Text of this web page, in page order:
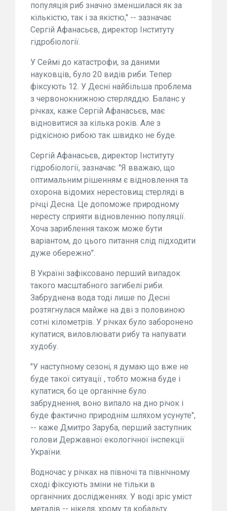
популяція риб значно зменшилася як за
кількістю, так і за якістю," -- зазначає
Сергій Афанасьєв, директор Інституту
гідробіології.
У Сеймі до катастрофи, за даними
науковців, було 20 видів риби. Тепер
фіксують 12. У Десні найбільша проблема
з червонокнижною стерляддю. Баланс у
річках, каже Сергій Афанасьєв, має
відновитися за кілька років. Але з
рідкісною рибою так швидко не буде.
Сергій Афанасьєв, директор Інституту
гідробіології, зазначає: "Я вважаю, що
оптимальним рішенням є відновлення та
охорона відомих нерестовищ стерляді в
річці Десна. Це допоможе природному
нересту сприяти відновленню популяції.
Хоча зариблення також може бути
варіантом, до цього питання слід підходити
дуже обережно".
В Україні зафіксовано перший випадок
такого масштабного загибелі риби.
Забруднена вода тоді лише по Десні
розтягнулася майже на дві з половиною
сотні кілометрів. У річках було заборонено
купатися, виловлювати рибу та напувати
худобу.
"У наступному сезоні, я думаю що вже не
буде такої ситуації , тобто можна буде і
купатися, бо це органічне було
забруднення, воно випало на дно річок і
буде фактично природнім шляхом усунуте",
-- каже Дмитро Заруба, перший заступник
голови Державної екологічної інспекції
України.
Водночас у річках на півночі та північному
сході фіксують зміни не тільки в
органічних дослідженнях. У воді зріс уміст
металів -- нікеля, хрому та кобальту.